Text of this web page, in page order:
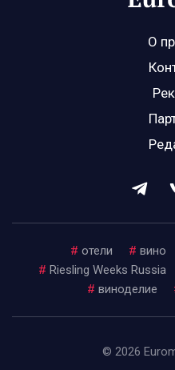
О
# отели # вино
# Riesling Weeks Russia
# виноделие
© 2026